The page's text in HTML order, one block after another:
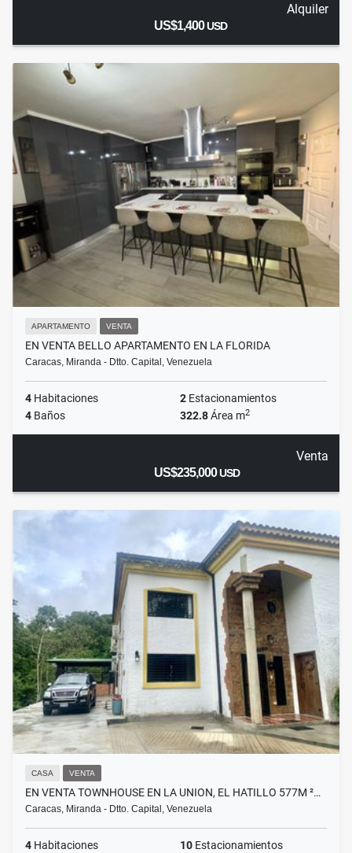
Alquiler
US$1,400USD
APARTAMENTO VENTA
EN VENTA BELLO APARTAMENTO EN LA FLORIDA
Caracas, Miranda - Dtto. Capital, Venezuela
4 Habitaciones 2 Estacionamientos
4 Baños 322.8Área m2
Venta
US$235,000USD
CASA VENTA
EN VENTA TOWNHOUSE EN LA UNION, EL HATILLO 577M ²…
Caracas, Miranda - Dtto. Capital, Venezuela
4 Habitaciones 10 Estacionamientos